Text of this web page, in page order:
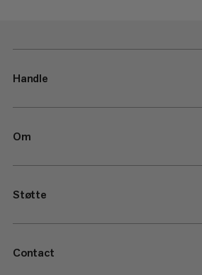
Handle
Om
Støtte
Contact